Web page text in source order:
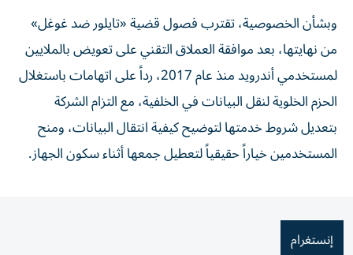
وبشأن الخصوصية، تقترب فصول قضية «تايلور ضد غوغل»
من نهايتها، بعد موافقة العملاق التقني على تعويض بالملايين
لمستخدمي أندرويد منذ عام 2017، رداً على اتهامات باستغلال
الحزم الخلوية لنقل البيانات في الخلفية، مع التزام الشركة
بتعديل شروط خدمتها لتوضيح كيفية انتقال البيانات، ومنح
المستخدمين خياراً حقيقياً لتعطيل جمعها أثناء سكون الجهاز.
إنستغرام